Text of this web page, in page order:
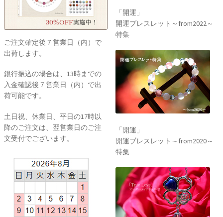
ご注文確定後７営業日（内）で
出荷します。
銀行振込の場合は、13時までの
入金確認後７営業日（内）で出
荷可能です。
土日祝、休業日、平日の17時以
降のご注文は、翌営業日のご注
文受付でございます。
「開運」
開運ブレスレット～from2022～
特集
「開運」
開運ブレスレット～from2020～
特集